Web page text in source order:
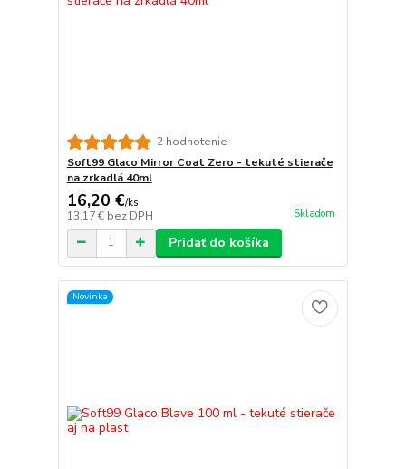
2 hodnotenie
Soft99 Glaco Mirror Coat Zero - tekuté stierače
na zrkadlá 40ml
16,20 €/ks
13,17 € bez DPH Skladom
Pridať do košíka
Novinka